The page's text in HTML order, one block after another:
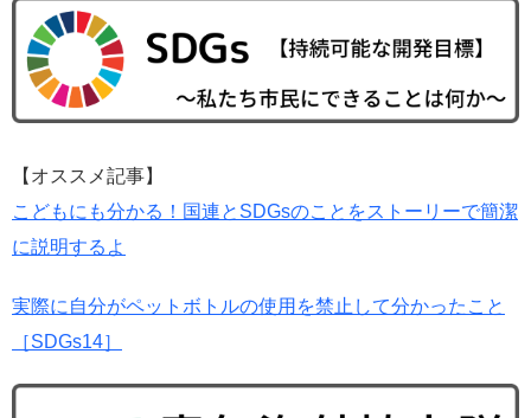
【オススメ記事】
こどもにも分かる！国連とSDGsのことをストーリーで簡潔
に説明するよ
実際に自分がペットボトルの使用を禁止して分かったこと
［SDGs14］